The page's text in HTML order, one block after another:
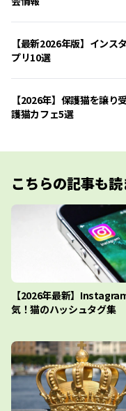
【最新2026年版】イン
プリ10選
【2026年】保護猫を譲
護猫カフェ5選
こちらの記事も
【2026年最新】
気！猫のハッシュタグ集